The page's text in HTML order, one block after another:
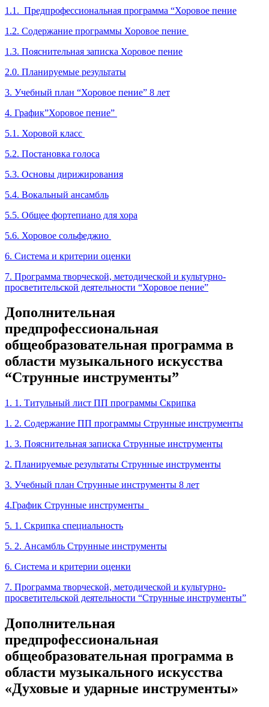
1.1. Предпрофессиональная программа “Хоровое пение
1.2. Содержание программы Хоровое пение
1.3. Пояснительная записка Хоровое пение
2.0. Планируемые результаты
3. Учебный план “Хоровое пение” 8 лет
4. График”Хоровое пение”
5.1. Хоровой класс
5.2. Постановка голоса
5.3. Основы дирижирования
5.4. Вокальный ансамбль
5.5. Общее фортепиано для хора
5.6. Хоровое сольфеджио
6. Система и критерии оценки
7. Программа творческой, методической и культурно-
просветительской деятельности “Хоровое пение”
Дополнительная
предпрофессиональная
общеобразовательная программа в
области музыкального искусства
“Струнные инструменты”
1. 1. Титульный лист ПП программы Скрипка
1. 2. Содержание ПП программы Струнные инструменты
1. 3. Пояснительная записка Струнные инструменты
2. Планируемые результаты Струнные инструменты
3. Учебный план Струнные инструменты 8 лет
4.График Струнные инструменты
5. 1. Скрипка специальность
5. 2. Ансамбль Струнные инструменты
6. Система и критерии оценки
7. Программа творческой, методической и культурно-
просветительской деятельности “Струнные инструменты”
Дополнительная
предпрофессиональная
общеобразовательная программа в
области музыкального искусства
«Духовые и ударные инструменты»